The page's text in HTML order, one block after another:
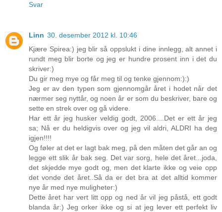
Svar
Linn 30. desember 2012 kl. 10:46
Kjære Spirea:) jeg blir så oppslukt i dine innlegg, alt annet i
rundt meg blir borte og jeg er hundre prosent inn i det du
skriver:)
Du gir meg mye og får meg til og tenke gjennom:):)
Jeg er av den typen som gjennomgår året i hodet når det
nærmer seg nyttår, og noen år er som du beskriver, bare og
sette en strek over og gå videre.
Har ett år jeg husker veldig godt, 2006....Det er ett år jeg
sa; Nå er du heldigvis over og jeg vil aldri, ALDRI ha deg
igjen!!!!
Og føler at det er lagt bak meg, på den måten det går an og
legge ett slik år bak seg. Det var sorg, hele det året...joda,
det skjedde mye godt og, men det klarte ikke og veie opp
det vonde det året..Så da er det bra at det alltid kommer
nye år med nye muligheter:)
Dette året har vert litt opp og ned år vil jeg påstå, ett godt
blanda år:) Jeg orker ikke og si at jeg lever ett perfekt liv